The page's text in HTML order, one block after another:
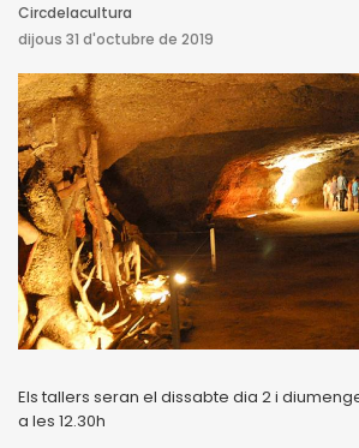
Circdelacultura
dijous 31 d'octubre de 2019
Els tallers seran el dissabte dia 2 i
a les 12.30h